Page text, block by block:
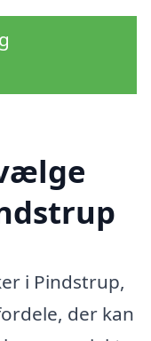
i Pindstrup,
der kan